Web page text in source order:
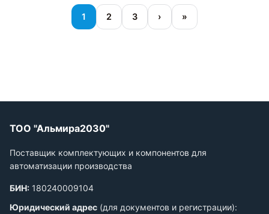
1 2 3 › »
ТОО "Альмира2030"
Поставщик комплектующих и компонентов для
автоматизации производства
БИН: 180240009104
Юридический адрес (для документов и регистрации):